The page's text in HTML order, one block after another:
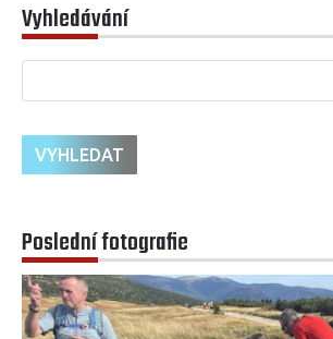
Vyhledávání
Poslední fotografie